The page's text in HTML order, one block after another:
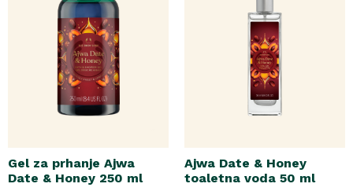
Gel za prhanje Ajwa
Date & Honey 250 ml
Ajwa Date & Honey
toaletna voda 50 ml